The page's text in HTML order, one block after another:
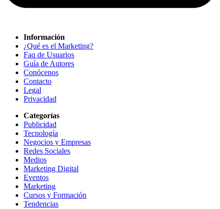
Información
¿Qué es el Marketing?
Faq de Usuarios
Guía de Autores
Conócenos
Contacto
Legal
Privacidad
Categorías
Publicidad
Tecnología
Negocios y Empresas
Redes Sociales
Medios
Marketing Digital
Eventos
Marketing
Cursos y Formación
Tendencias